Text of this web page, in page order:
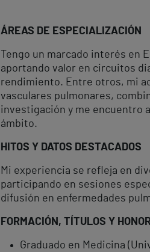
ÁREAS DE ESPECIALIZACIÓN
Tengo un marcado interés en
aportando valor en circuitos
rendimiento. Entre otros, mi
vasculares pulmonares,
investigación y me encuentro
ámbito.
HITOS Y DATOS DESTACADOS
Mi experiencia se refleja en
participando en sesiones
difusión en enfermedades
FORMACIÓN, TÍTULOS Y
Graduado en Medicina